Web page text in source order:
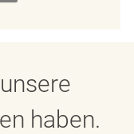
teilenteilen
haben.